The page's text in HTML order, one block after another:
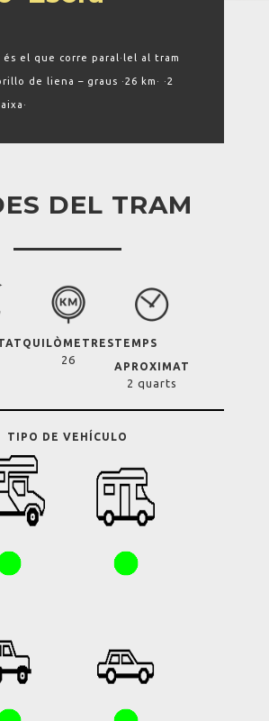
és el que corre paral·lel al tram
de liena – graus ·26 km· ·2
DEL TRAM
QUILÒMETRES
26
TEMPS
APROXIMAT
2 quarts
TIPO DE VEHÍCULO